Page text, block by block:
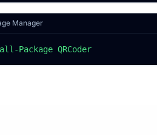
Manager
Package QRCoder